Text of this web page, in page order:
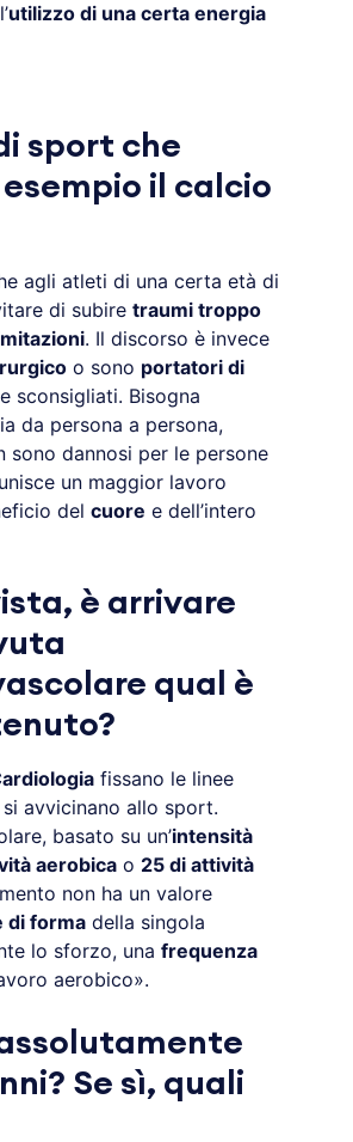
utilizzo di una certa energia
sport che
il calcio
agli atleti di una certa età di
di subire traumi troppo
. Il discorso è invece
o sono portatori di
sconsigliati. Bisogna
da persona a persona,
dannosi per le persone
un maggior lavoro
del cuore e dell’intero
è arrivare
qual è
fissano le linee
avvicinano allo sport.
basato su un’intensità
aerobica o 25 di attività
non ha un valore
di forma della singola
lo sforzo, una frequenza
aerobico».
Se sì, quali